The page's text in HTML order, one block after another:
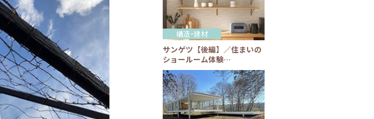
サンゲツ【後編】／住まいの
ショールーム体験…
構造・建材